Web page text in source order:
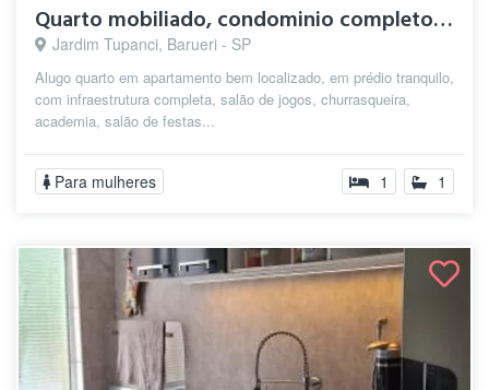
Quarto mobiliado, condominio completo 5m...
Jardim Tupanci, Barueri - SP
Alugo quarto em apartamento bem localizado, em prédio tranquilo,
com infraestrutura completa, salão de jogos, churrasqueira,
academia, salão de festas...
Para mulheres 1 1